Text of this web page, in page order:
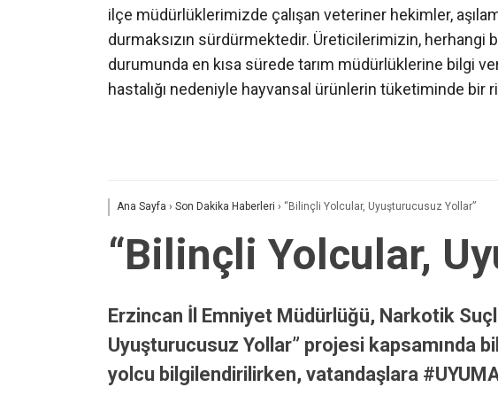
ilçe müdürlüklerimizde çalışan veteriner hekimler,
durmaksızın sürdürmektedir. Üreticilerimizin, herhangi
durumunda en kısa sürede tarım müdürlüklerine bilgi
hastalığı nedeniyle hayvansal ürünlerin tüketiminde bir
Ana Sayfa › Son Dakika Haberleri › “Bilinçli Yolcular, Uyuşturucusuz Yollar”
“Bilinçli Yolcular,
Erzincan İl Emniyet Müdürlüğü, Narkotik
Uyuşturucusuz Yollar” projesi
yolcu bilgilendirilirken, vatandaşlara #UYUMA